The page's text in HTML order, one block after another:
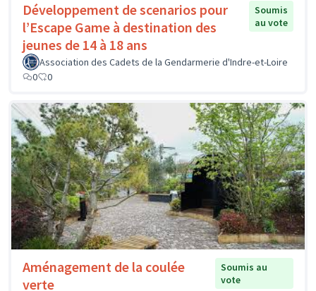
Développement de scenarios pour
l’Escape Game à destination des
jeunes de 14 à 18 ans
Soumis
au vote
Association des Cadets de la Gendarmerie d'Indre-et-Loire
0
0
Aménagement de la coulée
verte
Soumis au
vote